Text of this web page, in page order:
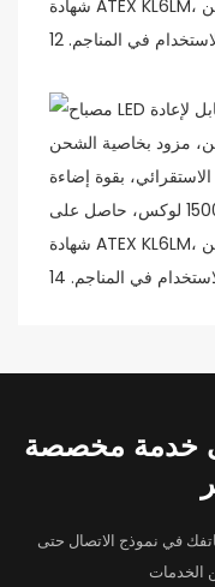
خدمة مخصصة
في نموذج الاتصال حتى